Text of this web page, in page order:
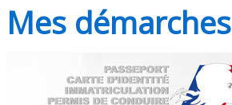
Mes démarches